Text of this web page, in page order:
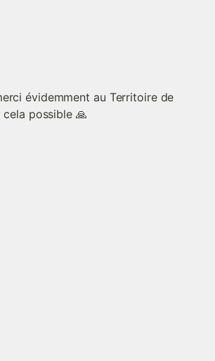
évidemment au Territoire de
cela possible 🙏